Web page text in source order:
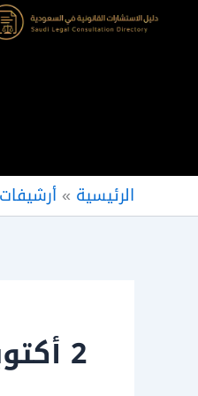
تخطي
الرئيسية »
2 أكتوبر، 2024